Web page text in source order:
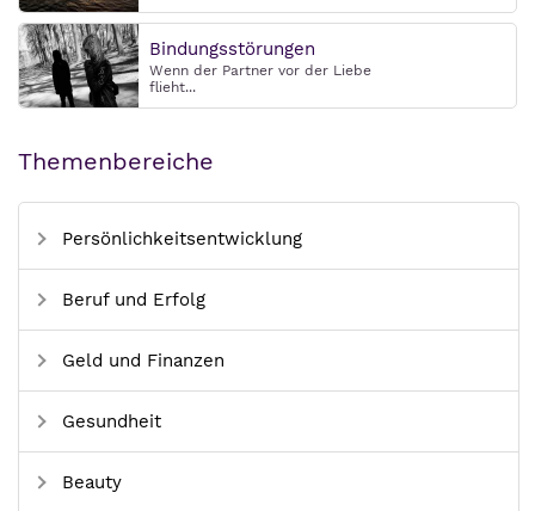
Bindungsstörungen
Wenn der Partner vor der Liebe
flieht...
Themenbereiche
Persönlichkeitsentwicklung
Beruf und Erfolg
Geld und Finanzen
Gesundheit
Beauty